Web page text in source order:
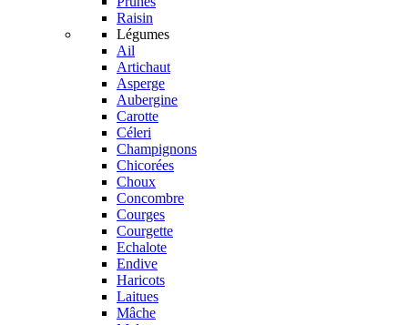
Raisin
Légumes
Ail
Artichaut
Asperge
Aubergine
Carotte
Céleri
Champignons
Chicorées
Choux
Concombre
Courges
Courgette
Echalote
Endive
Haricots
Laitues
Mâche